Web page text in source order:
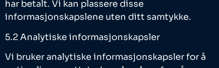
har betalt. Vi kan plassere disse
informasjonskapslene uten ditt samtykke.
5.2 Analytiske informasjonskapsler
Vi bruker analytiske informasjonskapsler for å